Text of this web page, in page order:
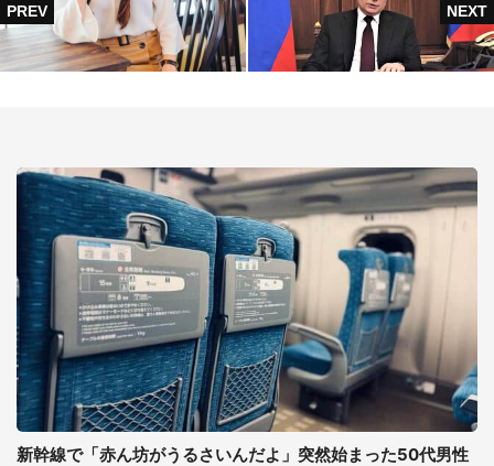
新幹線で「赤ん坊がうるさいんだよ」突然始まった50代男性